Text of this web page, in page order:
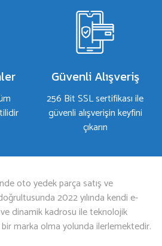
Güvenli Alışveriş
256 Bit SSL sertifikası ile
güvenli alışverişin keyfini
çıkarın
oto yedek parça satış ve
2022 yılında kendi e-
dinamik kadrosu ile teknolojik
marka olma yolunda ilerlemektedir.